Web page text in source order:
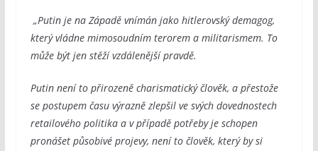
„Putin je na Západě vnímán jako hitlerovský demagog,
který vládne mimosoudním terorem a militarismem. To
může být jen stěží vzdálenější pravdě.
Putin není to přirozeně charismatický člověk, a přestože
se postupem času výrazně zlepšil ve svých dovednostech
retailového politika a v případě potřeby je schopen
pronášet působivé projevy, není to člověk, který by si